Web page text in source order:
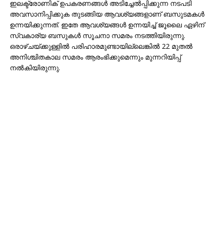
ഇലക്ട്രോണിക് ഉപകരണങ്ങള്‍ അടിച്ചേല്‍പ്പിക്കുന്ന നടപടി
അവസാനിപ്പിക്കുക തുടങ്ങിയ ആവശ്യങ്ങളാണ് ബസുടമകള്‍
ഉന്നയിക്കുന്നത്. ഇതേ ആവശ്യങ്ങള്‍ ഉന്നയിച്ച് ജൂലൈ ഏഴിന്
സ്വകാര്യ ബസുകള്‍ സൂചനാ സമരം നടത്തിയിരുന്നു.
ഒരാഴ്ചയ്ക്കുള്ളില്‍ പരിഹാരമുണ്ടായില്ലെങ്കില്‍ 22 മുതല്‍
അനിശ്ചിതകാല സമരം ആരംഭിക്കുമെന്നും മുന്നറിയിപ്പ്
നല്‍കിയിരുന്നു.